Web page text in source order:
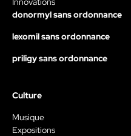
donormyl sans ordonnance
lexomil sans ordonnance
priligy sans ordonnance
Culture
Musique
Expositions